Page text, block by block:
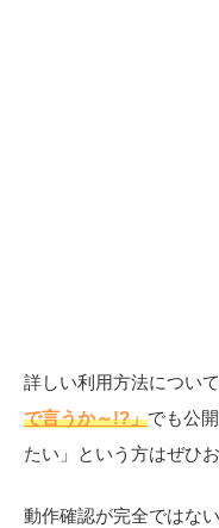
詳しい利用方法につい
で言うか～!?」でも公
たい」という方はぜひ
動作確認が完全ではな